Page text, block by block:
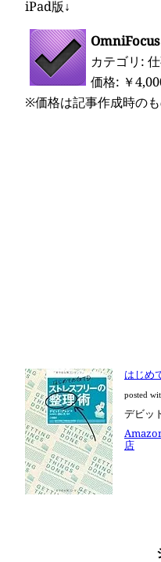
iPad版↓
カテゴリ:
価格: ￥
※価格は記事作成時の
はじめ
posted
デビッ
店